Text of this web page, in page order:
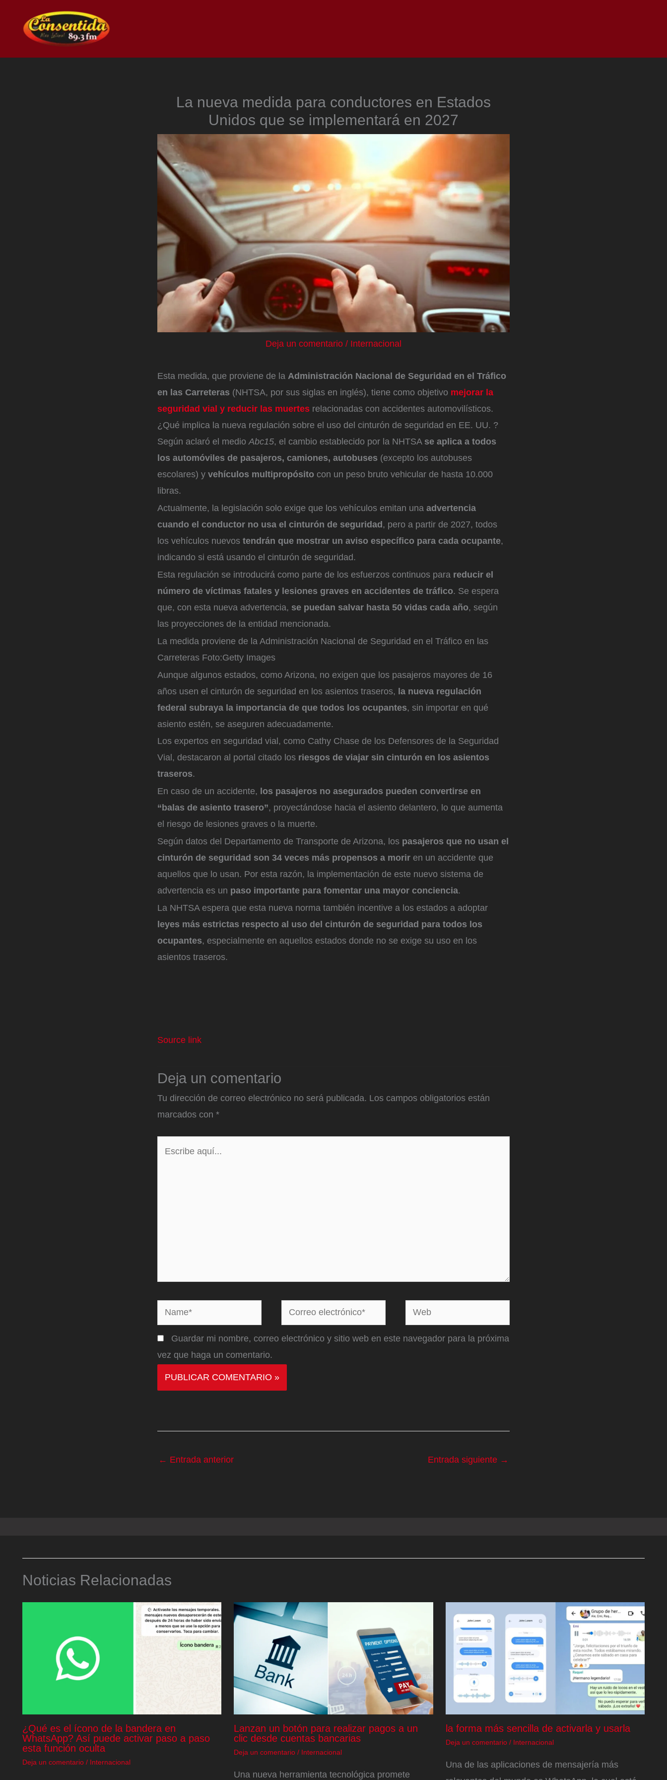
contenido
La nueva medida para conductores en Estados
Unidos que se implementará en 2027
Deja un comentario / Internacional
Esta medida, que proviene de la Administración Nacional de Seguridad en el Tráfico
en las Carreteras (NHTSA, por sus siglas en inglés), tiene como objetivo mejorar la
seguridad vial y reducir las muertes relacionadas con accidentes automovilísticos.
¿Qué implica la nueva regulación sobre el uso del cinturón de seguridad en EE. UU. ?
Según aclaró el medioAbc15, el cambio establecido por la NHTSA se aplica a todos
los automóviles de pasajeros, camiones, autobuses (excepto los autobuses
escolares) y vehículos multipropósito con un peso bruto vehicular de hasta 10.000
libras.
Actualmente, la legislación solo exige que los vehículos emitan una advertencia
cuando el conductor no usa el cinturón de seguridad , pero a partir de 2027, todos
los vehículos nuevos tendrán que mostrar un aviso específico para cada ocupante,
indicando si está usando el cinturón de seguridad.
Esta regulación se introducirá como parte de los esfuerzos continuos para reducir el
número de víctimas fatales y lesiones graves en accidentes de tráfico. Se espera
que, con esta nueva advertencia, se puedan salvar hasta 50 vidas cada año, según
las proyecciones de la entidad mencionada.
La medida proviene de la Administración Nacional de Seguridad en el Tráfico en las
Carreteras Foto:Getty Images
Aunque algunos estados, como Arizona, no exigen que los pasajeros mayores de 16
años usen el cinturón de seguridad en los asientos traseros, la nueva regulación
federal subraya la importancia de que todos los ocupantes, sin importar en qué
asiento estén, se aseguren adecuadamente.
Los expertos en seguridad vial, como Cathy Chase de los Defensores de la Seguridad
Vial, destacaron al portal citado los riesgos de viajar sin cinturón en los asientos
traseros.
En caso de un accidente, los pasajeros no asegurados pueden convertirse en
“balas de asiento trasero”, proyectándose hacia el asiento delantero, lo que aumenta
el riesgo de lesiones graves o la muerte.
Según datos del Departamento de Transporte de Arizona, los pasajeros que no usan el
cinturón de seguridad son 34 veces más propensos a morir en un accidente que
aquellos que lo usan. Por esta razón, la implementación de este nuevo sistema de
advertencia es un paso importante para fomentar una mayor conciencia.
La NHTSA espera que esta nueva norma también incentive a los estados a adoptar
leyes más estrictas respecto al uso del cinturón de seguridad para todos los
ocupantes, especialmente en aquellos estados donde no se exige su uso en los
asientos traseros.
Source link
Deja un comentario
Tu dirección de correo electrónico no será publicada. Los campos obligatorios están
marcados con *
Name*
Correo
electrónico*
Web
Guardar mi nombre, correo electrónico y sitio web en este navegador para la próxima
vez que haga un comentario.
← Entrada anterior Entrada siguiente →
Noticias Relacionadas
¿Qué es el ícono de la bandera en
WhatsApp? Así puede activar paso a paso
esta función oculta
Deja un comentario / Internacional
Lanzan un botón para realizar pagos a un
clic desde cuentas bancarias
Deja un comentario / Internacional
Una nueva herramienta tecnológica promete
la forma más sencilla de activarla y usarla
Deja un comentario / Internacional
Una de las aplicaciones de mensajería más